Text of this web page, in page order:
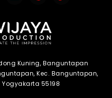
Kuning, Banguntapan
Kec. Banguntapan,
55198